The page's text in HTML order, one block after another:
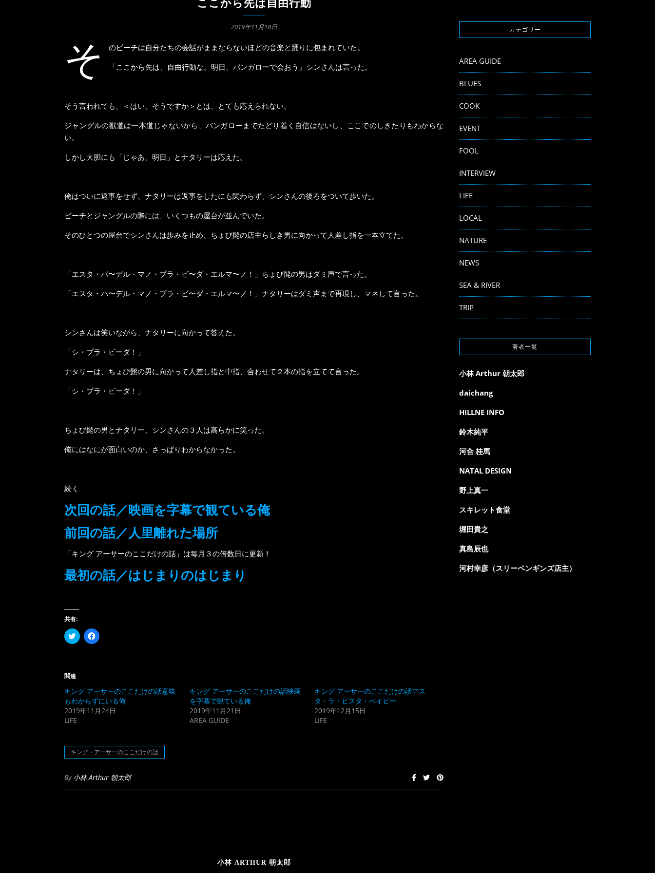
ここから先は自由行動
2019年11月18日
そ
のビーチは自分たちの会話がままならないほどの音楽と踊りに包まれていた。
「ここから先は、自由行動な。明日、バンガローで会おう」シンさんは言った。
そう言われても、＜はい、そうですか＞とは、とても応えられない。
ジャングルの獣道は一本道じゃないから、バンガローまでたどり着く自信はないし、ここでのしきたりもわからな
い。
しかし大胆にも「じゃあ、明日」とナタリーは応えた。
俺はついに返事をせず、ナタリーは返事をしたにも関わらず、シンさんの後ろをついて歩いた。
ビーチとジャングルの際には、いくつもの屋台が並んでいた。
そのひとつの屋台でシンさんは歩みを止め、ちょび髭の店主らしき男に向かって人差し指を一本立てた。
「エスタ・パ〜デル・マノ・プラ・ビ〜ダ・エルマ〜ノ！」ちょび髭の男はダミ声で言った。
「エスタ・パ〜デル・マノ・プラ・ビ〜ダ・エルマ〜ノ！」ナタリーはダミ声まで再現し、マネして言った。
シンさんは笑いながら、ナタリーに向かって答えた。
「シ・プラ・ビーダ！」
ナタリーは、ちょび髭の男に向かって人差し指と中指、合わせて２本の指を立てて言った。
「シ・プラ・ビーダ！」
ちょび髭の男とナタリー、シンさんの３人は高らかに笑った。
俺にはなにが面白いのか、さっぱりわからなかった。
続く
次回の話／映画を字幕で観ている俺
前回の話／人里離れた場所
「キング アーサーのここだけの話」は毎月３の倍数日に更新！
最初の話／はじまりのはじまり
共有:
ク
リ
有
(新
し
い
で
開
き
す)
Facebook
で
リ
ッ
ク
し
て
(新
し
い
ィ
ン
ウ
関連
キング アーサーのここだけの話意味
もわからずにいる俺
2019年11月24日
LIFE
キング アーサーのここだけの話映画
を字幕で観ている俺
2019年11月21日
AREA GUIDE
キング アーサーのここだけの話アス
タ・ラ・ビスタ・ベイビー
2019年12月15日
LIFE
キング・アーサーのここだけの話
By 小林 Arthur 朝太郎
小林 ARTHUR 朝太郎
カテゴリー
AREA GUIDE
BLUES
COOK
EVENT
FOOL
INTERVIEW
LIFE
LOCAL
NATURE
NEWS
SEA & RIVER
TRIP
著者一覧
小林 Arthur 朝太郎
daichang
HILLNE INFO
鈴木純平
河合 桂馬
NATAL DESIGN
野上真一
スキレット食堂
堀田貴之
真島辰也
河村幸彦（スリーペンギンズ店主）